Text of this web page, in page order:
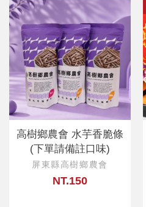
高樹鄉農會 水芋香脆條
(下單請備註口味)
屏東縣高樹鄉農會
NT.150